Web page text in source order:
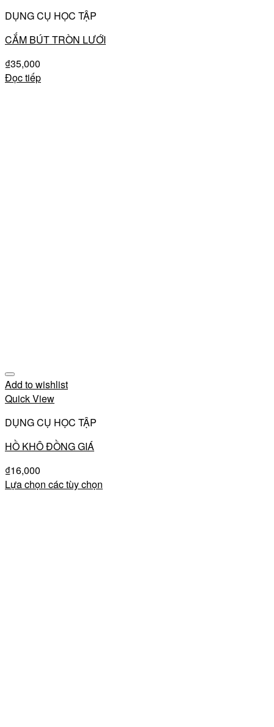
DỤNG CỤ HỌC TẬP
CẮM BÚT TRÒN LƯỚI
₫35,000
Đọc tiếp
Add to wishlist
Quick View
DỤNG CỤ HỌC TẬP
HỒ KHÔ ĐỒNG GIÁ
₫16,000
Lựa chọn các tùy chọn